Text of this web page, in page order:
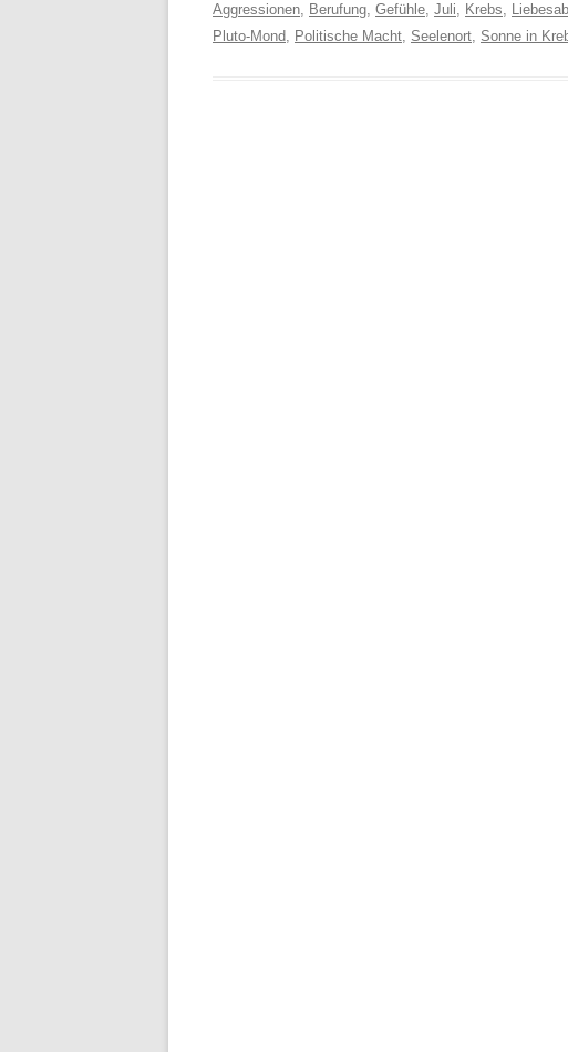
Aggressionen, Berufung, Gefühle, Juli, Krebs,
Pluto-Mond, Politische Macht, Seelenort, Sonne in